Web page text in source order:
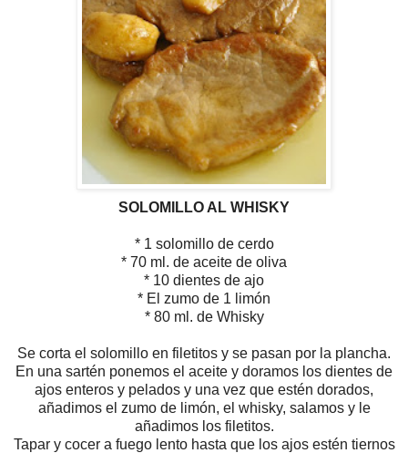
SOLOMILLO AL WHISKY
* 1 solomillo de cerdo
* 70 ml. de aceite de oliva
* 10 dientes de ajo
* El zumo de 1 limón
* 80 ml. de Whisky
Se corta el solomillo en filetitos y se pasan por la plancha.
En una sartén ponemos el aceite y doramos los dientes de
ajos enteros y pelados y una vez que estén dorados,
añadimos el zumo de limón, el whisky, salamos y le
añadimos los filetitos.
Tapar y cocer a fuego lento hasta que los ajos estén tiernos